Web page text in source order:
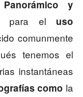
y
para el uso
comunmente
tenemos el
instantáneas
como la